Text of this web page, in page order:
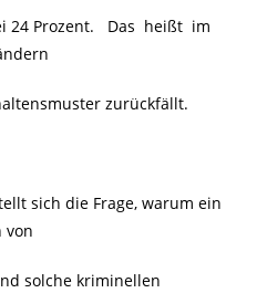
24 Prozent. Das heißt im
zurückfällt.
sich die Frage, warum ein
von
solche kriminellen